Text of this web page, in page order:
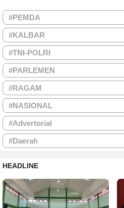
#PEMDA
#KALBAR
#TNI-POLRI
#PARLEMEN
#RAGAM
#NASIONAL
#Advertorial
#Daerah
HEADLINE